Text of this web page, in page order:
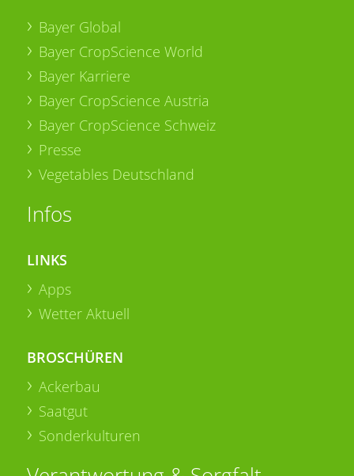
Bayer Global
Bayer CropScience World
Bayer Karriere
Bayer CropScience Austria
Bayer CropScience Schweiz
Presse
Vegetables Deutschland
Infos
LINKS
Apps
Wetter Aktuell
BROSCHÜREN
Ackerbau
Saatgut
Sonderkulturen